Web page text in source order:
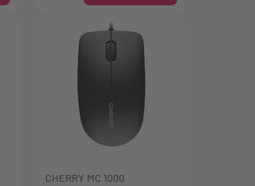
CHERRY MC 1000